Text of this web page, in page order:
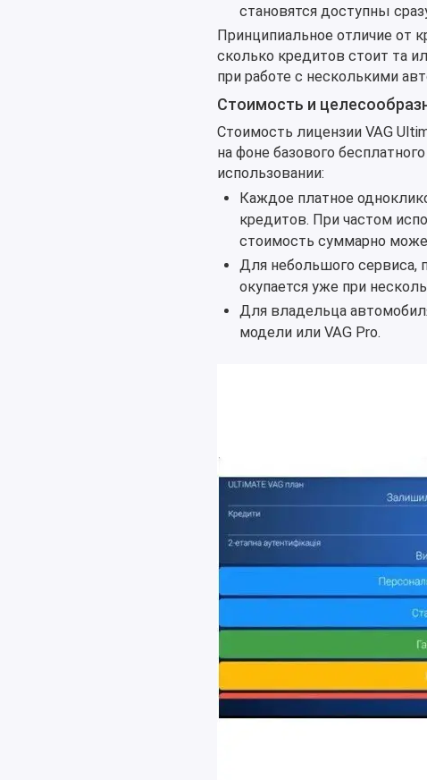
становятся доступны
Принципиальное отличие от
сколько кредитов стоит та
при работе с несколькими
Стоимость и
Стоимость лицензии VAG
на фоне базового
использовании:
Каждое платное
кредитов. При частом
стоимость суммарно
Для небольшого сервиса,
окупается уже при
Для владельца
модели или VAG Pro.